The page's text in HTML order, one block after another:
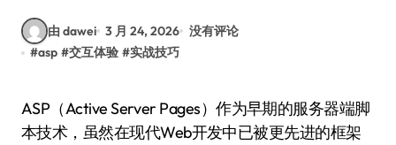
由 dawei 3 月 24, 2026 没有评论
#asp #交互体验 #实战技巧
ASP（Active Server Pages）作为早期的服务器端脚
本技术，虽然在现代Web开发中已被更先进的框架